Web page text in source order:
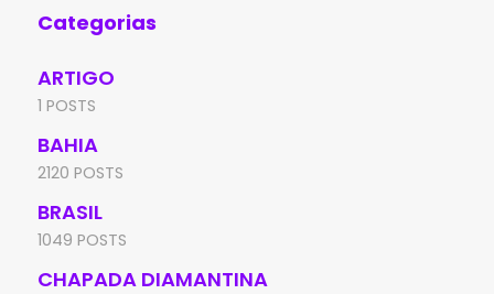
Categorias
ARTIGO
1 POSTS
BAHIA
2120 POSTS
BRASIL
1049 POSTS
CHAPADA DIAMANTINA